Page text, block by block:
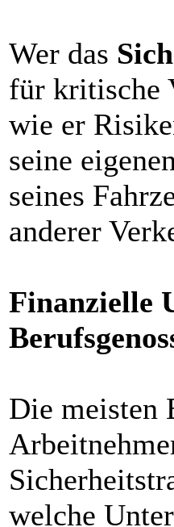
Wer das
für kritische
wie er
seine
seines
anderer
Finanzielle
Die meisten
welche